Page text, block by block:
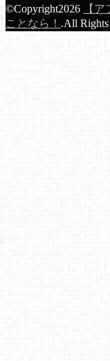
©Copyright2026
【
ことなら！ .All Rights